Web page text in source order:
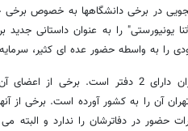
در برخی دانشگاهها به خصوص برخی
یونیورستی" را به عنوان داستانی
را به واسطه حضور عده ای کثیر،
"آتنا یونیورستی" در تهران دارای 2
آن را به کشور آورده است. برخی
در دفاترشان را ندارد و البته می